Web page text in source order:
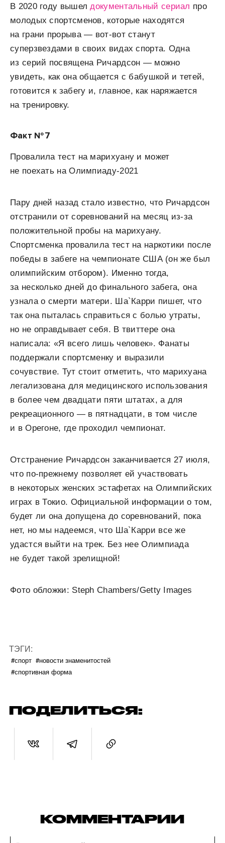
В 2020 году вышелдокументальный сериал про
молодых спортсменов, которые находятся
на грани прорыва — вот-вот станут
суперзвездами в своих видах спорта. Одна
из серий посвящена Ричардсон — можно
увидеть, как она общается с бабушкой и тетей,
готовится к забегу и, главное, как наряжается
на тренировку.
Факт № 7
Провалила тест на марихуану и может
не поехать на Олимпиаду-2021
Пару дней назад стало известно, что Ричардсон
отстранили от соревнований на месяц из-за
положительной пробы на марихуану.
Спортсменка провалила тест на наркотики после
победы в забеге на чемпионате США (он же был
олимпийским отбором). Именно тогда,
за несколько дней до финального забега, она
узнала о смерти матери. Ша`Карри пишет, что
так она пыталась справиться с болью утраты,
но не оправдывает себя. В твиттере она
написала: «Я всего лишь человек». Фанаты
поддержали спортсменку и выразили
сочувствие. Тут стоит отметить, что марихуана
легализована для медицинского использования
в более чем двадцати пяти штатах, а для
рекреационного — в пятнадцати, в том числе
и в Орегоне, где проходил чемпионат.
Отстранение Ричардсон заканчивается 27 июля,
что по-прежнему позволяет ей участвовать
в некоторых женских эстафетах на Олимпийских
играх в Токио. Официальной информации о том,
будет ли она допущена до соревнований, пока
нет, но мы надеемся, что Ша`Карри все же
удастся выйти на трек. Без нее Олимпиада
не будет такой зрелищной!
Фото обложки: Steph Chambers/Getty Images
ТЭГИ:
#спорт #новости знаменитостей
#спортивная форма
ПОДЕЛИТЬСЯ:
КОММЕНТАРИИ